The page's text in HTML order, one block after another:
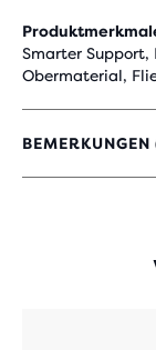
Smarter Support,
Obermaterial,
4,1
VON